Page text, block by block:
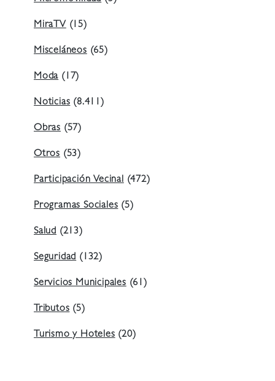
MiraTV (15)
Misceláneos (65)
Moda (17)
Noticias (8.411)
Obras (57)
Otros (53)
Participación Vecinal (472)
Programas Sociales (5)
Salud (213)
Seguridad (132)
Servicios Municipales (61)
Tributos (5)
Turismo y Hoteles (20)